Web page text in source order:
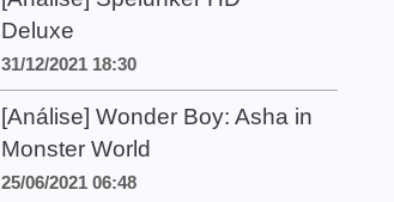
Deluxe
31/12/2021 18:30
[Análise] Wonder Boy: Asha in
Monster World
25/06/2021 06:48